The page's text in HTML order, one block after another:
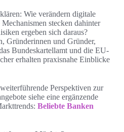
Wie verändern digitale
stecken dahinter
ergeben sich daraus?
Gründerinnen und Gründer,
Bundeskartellamt und die EU-
erhalten praxisnahe Einblicke
Perspektiven zur
siehe eine ergänzende
Beliebte Banken